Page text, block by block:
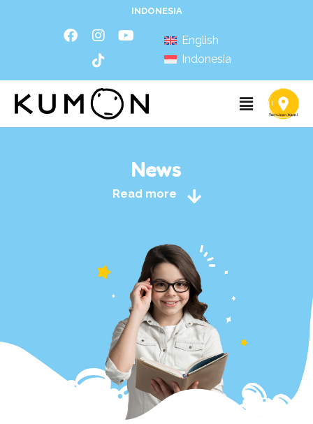
INDONESIA
English
Indonesia
News
Read more